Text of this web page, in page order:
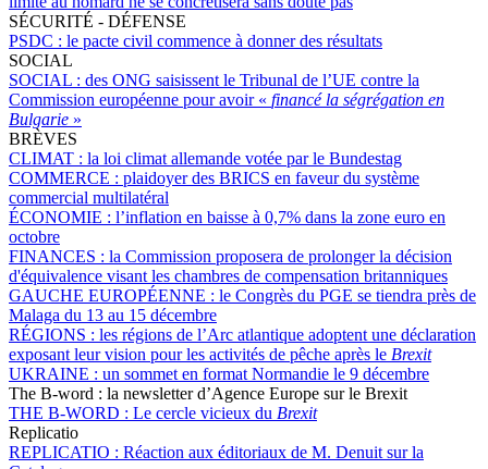
SÉCURITÉ - DÉFENSE
PSDC : le pacte civil commence à donner des résultats
SOCIAL
SOCIAL : des ONG saisissent le Tribunal de l’UE contre la
Commission européenne pour avoir « financé la ségrégation en
Bulgarie »
BRÈVES
CLIMAT : la loi climat allemande votée par le Bundestag
COMMERCE : plaidoyer des BRICS en faveur du système
commercial multilatéral
ÉCONOMIE : l’inflation en baisse à 0,7% dans la zone euro en
octobre
FINANCES : la Commission proposera de prolonger la décision
d'équivalence visant les chambres de compensation britanniques
GAUCHE EUROPÉENNE : le Congrès du PGE se tiendra près de
Malaga du 13 au 15 décembre
RÉGIONS : les régions de l’Arc atlantique adoptent une déclaration
exposant leur vision pour les activités de pêche après le Brexit
UKRAINE : un sommet en format Normandie le 9 décembre
The B-word : la newsletter d’Agence Europe sur le Brexit
THE B-WORD : Le cercle vicieux du Brexit
Replicatio
REPLICATIO : Réaction aux éditoriaux de M. Denuit sur la